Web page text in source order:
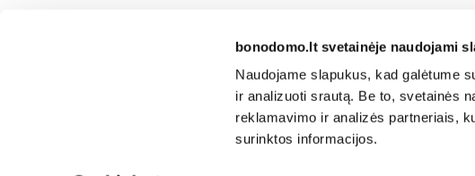
bonodomo.lt svetainėje naudojami
Naudojame slapukus, kad galėtume
ir analizuoti srautą. Be to, svetainės
reklamavimo ir analizės partneriais,
surinktos informacijos.